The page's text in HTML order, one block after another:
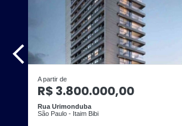
A partir de
R$ 3.800.000,00
Rua Urimonduba
São Paulo - Itaim Bibi